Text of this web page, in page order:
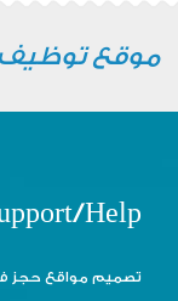
موقع توظيف –
Help
تصميم مواقع حجز